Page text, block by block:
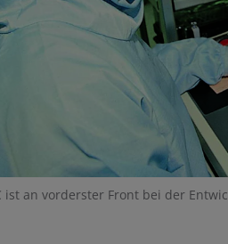
ist an vorderster Front bei der